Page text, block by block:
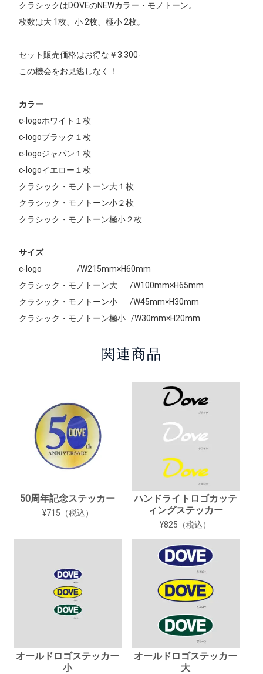
クラシックはDOVEのNEWカラー・モノトーン。
枚数は大 1枚、小 2枚、極小 2枚。
セット販売価格はお得な￥3.300-
この機会をお見逃しなく！
カラー
c-logoホワイト１枚
c-logoブラック１枚
c-logoジャパン１枚
c-logoイエロー１枚
クラシック・モノトーン大１枚
クラシック・モノトーン小２枚
クラシック・モノトーン極小２枚
サイズ
c-logo /W215mm×H60mm
クラシック・モノトーン大 /W100mm×H65mm
クラシック・モノトーン小 /W45mm×H30mm
クラシック・モノトーン極小 /W30mm×H20mm
関連商品
50周年記念ステッカー
¥715（税込）
ハンドライトロゴカッテ
ィングステッカー
¥825（税込）
オールドロゴステッカー
小
オールドロゴステッカー
大